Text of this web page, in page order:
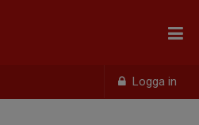
Logga in